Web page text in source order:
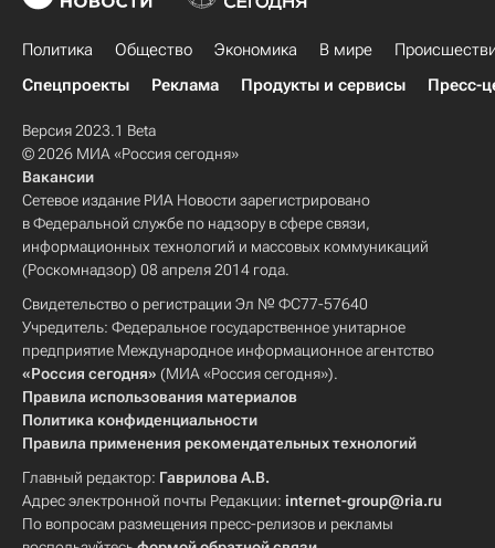
Политика Общество Экономика В мире
Спецпроекты
Реклама Продукты и сервисы Пресс-
Версия 2023.1 Beta
© 2026 МИА «Россия сегодня»
Вакансии
Сетевое издание РИА Новости зарегистрировано
в Федеральной службе по надзору в сфере связи,
информационных технологий и массовых коммуникаций
(Роскомнадзор) 08 апреля 2014 года.
Свидетельство о регистрации Эл № ФС77-57640
Учредитель: Федеральное государственное унитарное
предприятие Международное информационное агентство
«Россия сегодня» (МИА «Россия сегодня»).
Правила использования материалов
Политика конфиденциальности
Правила применения рекомендательных технологий
Главный редактор: Гаврилова А.В.
Адрес электронной почты Редакции: internet-group@ria.ru
По вопросам размещения пресс-релизов и рекламы